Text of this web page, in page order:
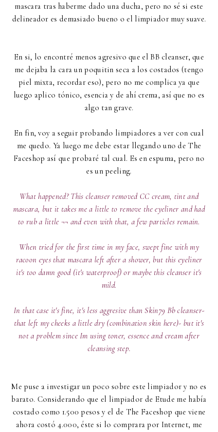
mascara tras haberme dado una ducha, pero no sé si este
delineador es demasiado bueno o el limpiador muy suave.
En si, lo encontré menos agresivo que el BB cleanser, que
me dejaba la cara un poquitin seca a los costados (tengo
piel mixta, recordar eso), pero no me complica ya que
luego aplico tónico, esencia y de ahí crema, así que no es
algo tan grave.
En fin, voy a seguir probando limpiadores a ver con cual
me quedo. Ya luego me debe estar llegando uno de The
Faceshop así que probaré tal cual. Es en espuma, pero no
es un peeling.
What happened? This cleanser removed CC cream, tint and
mascara, but it takes me a little to remove the eyeliner and had
to rub a little ¬¬ and even with that, a few particles remain.
When tried for the first time in my face, swept fine with my
racoon eyes that mascara left after a shower, but this eyeliner
it's too damn good (it's waterproof) or maybe this cleanser it's
mild.
In that case it's fine, it's less aggresive than Skin79 Bb cleanser-
that left my cheeks a little dry (combination skin here)- but it's
not a problem since Im using toner, essence and cream after
cleansing step.
Me puse a investigar un poco sobre este limpiador y no es
barato. Considerando que el limpiador de Etude me había
costado como 1.500 pesos y el de The Faceshop que viene
ahora costó 4.000, éste si lo comprara por Internet, me